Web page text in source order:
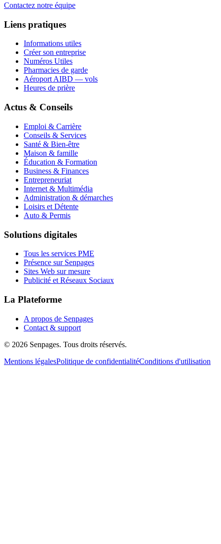
Contactez notre équipe
Liens pratiques
Informations utiles
Créer son entreprise
Numéros Utiles
Pharmacies de garde
Aéroport AIBD — vols
Heures de prière
Actus & Conseils
Emploi & Carrière
Conseils & Services
Santé & Bien-être
Maison & famille
Éducation & Formation
Business & Finances
Entrepreneuriat
Internet & Multimédia
Administration & démarches
Loisirs et Détente
Auto & Permis
Solutions digitales
Tous les services PME
Présence sur Senpages
Sites Web sur mesure
Publicité et Réseaux Sociaux
La Plateforme
A propos de Senpages
Contact & support
© 2026 Senpages. Tous droits réservés.
Mentions légalesPolitique de confidentialitéConditions d'utilisation